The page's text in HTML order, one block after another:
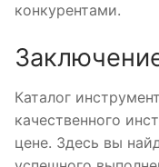
конкурентами.
Каталог
качественного
цене. Здесь вы